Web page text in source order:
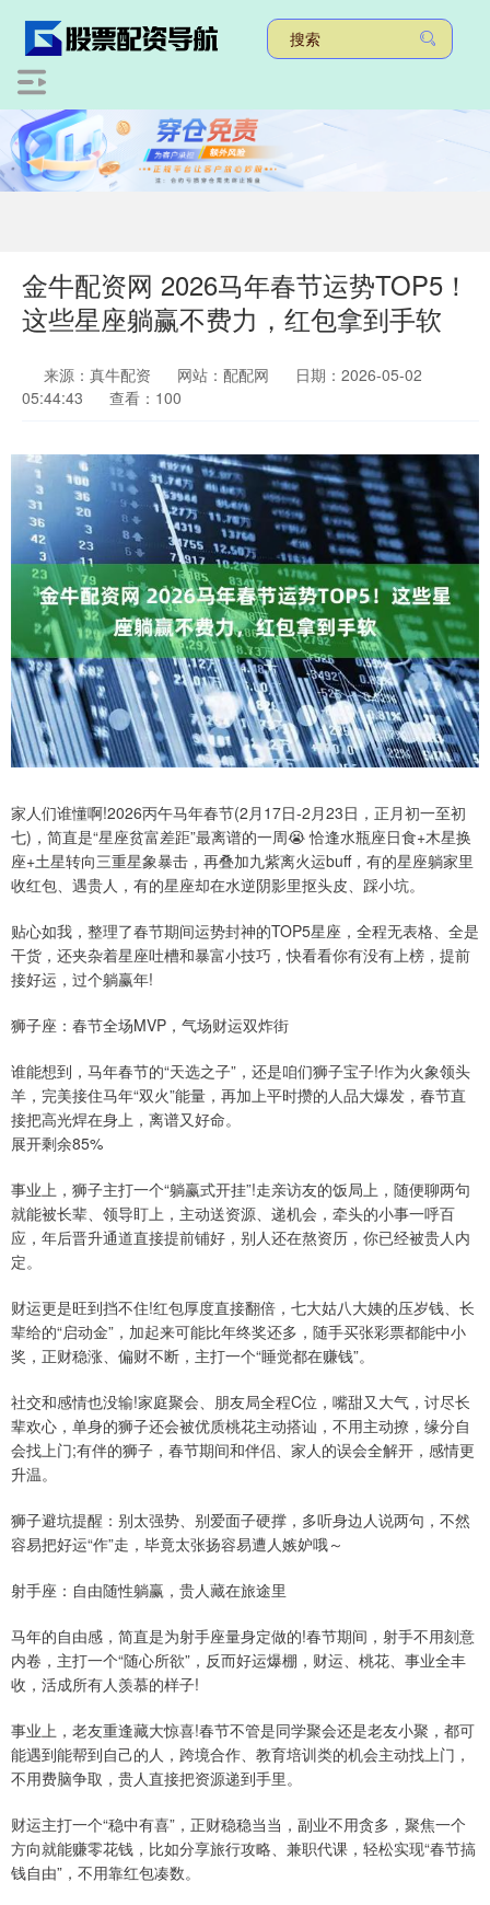
金牛配资网 2026马年春节运势TOP5！
这些星座躺赢不费力，红包拿到手软
来源：真牛配资 网站：配配网
日期：2026-05-02
05:44:43
查看：100
家人们谁懂啊!2026丙午马年春节(2月17日-2月23日，正月初一至初
七)，简直是“星座贫富差距”最离谱的一周😭 恰逢水瓶座日食+木星换
座+土星转向三重星象暴击，再叠加九紫离火运buff，有的星座躺家里
收红包、遇贵人，有的星座却在水逆阴影里抠头皮、踩小坑。
贴心如我，整理了春节期间运势封神的TOP5星座，全程无表格、全是
干货，还夹杂着星座吐槽和暴富小技巧，快看看你有没有上榜，提前
接好运，过个躺赢年!
狮子座：春节全场MVP，气场财运双炸街
谁能想到，马年春节的“天选之子”，还是咱们狮子宝子!作为火象领头
羊，完美接住马年“双火”能量，再加上平时攒的人品大爆发，春节直
接把高光焊在身上，离谱又好命。
展开剩余85%
事业上，狮子主打一个“躺赢式开挂”!走亲访友的饭局上，随便聊两句
就能被长辈、领导盯上，主动送资源、递机会，牵头的小事一呼百
应，年后晋升通道直接提前铺好，别人还在熬资历，你已经被贵人内
定。
财运更是旺到挡不住!红包厚度直接翻倍，七大姑八大姨的压岁钱、长
辈给的“启动金”，加起来可能比年终奖还多，随手买张彩票都能中小
奖，正财稳涨、偏财不断，主打一个“睡觉都在赚钱”。
社交和感情也没输!家庭聚会、朋友局全程C位，嘴甜又大气，讨尽长
辈欢心，单身的狮子还会被优质桃花主动搭讪，不用主动撩，缘分自
会找上门;有伴的狮子，春节期间和伴侣、家人的误会全解开，感情更
升温。
狮子避坑提醒：别太强势、别爱面子硬撑，多听身边人说两句，不然
容易把好运“作”走，毕竟太张扬容易遭人嫉妒哦～
射手座：自由随性躺赢，贵人藏在旅途里
马年的自由感，简直是为射手座量身定做的!春节期间，射手不用刻意
内卷，主打一个“随心所欲”，反而好运爆棚，财运、桃花、事业全丰
收，活成所有人羡慕的样子!
事业上，老友重逢藏大惊喜!春节不管是同学聚会还是老友小聚，都可
能遇到能帮到自己的人，跨境合作、教育培训类的机会主动找上门，
不用费脑争取，贵人直接把资源递到手里。
财运主打一个“稳中有喜”，正财稳稳当当，副业不用贪多，聚焦一个
方向就能赚零花钱，比如分享旅行攻略、兼职代课，轻松实现“春节搞
钱自由”，不用靠红包凑数。